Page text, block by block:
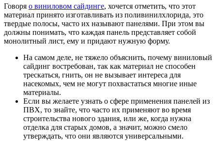
Говоря о виниловом сайдинге, хочется отметить, что этот
материал принято изготавливать из поливинилхлорида, это
твердые полосы, часто их называют панелями. При этом вы
должны понимать, что каждая панель представляет собой
монолитный лист, ему и придают нужную форму.
На самом деле, не тяжело объяснить, почему виниловый
сайдинг востребован, так как материал не способен
трескаться, гнить, он не вызывает интереса для
насекомых, чем не могут похвастаться многие иные
материалы.
Если вы желаете узнать о сфере применения панелей из
ПВХ, то знайте, что часто их применяют во время
строительства нового здания, или же, когда нужна
отделка для старых домов, а значит, можно смело
утверждать, что они являются универсальными.